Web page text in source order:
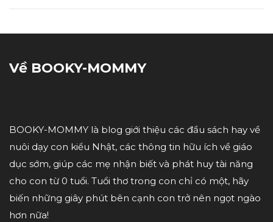
Về BOOKY-MOMMY
BOOKY-MOMMY là blog giới thiệu các đầu sách hay về
nuôi dạy con kiểu Nhật, các thông tin hữu ích về giáo
dục sớm, giúp các mẹ nhận biết và phát huy tài năng
cho con từ 0 tuổi. Tuổi thơ trong con chỉ có một, hãy
biến những giây phút bên cạnh con trở nên ngọt ngào
hơn nữa!